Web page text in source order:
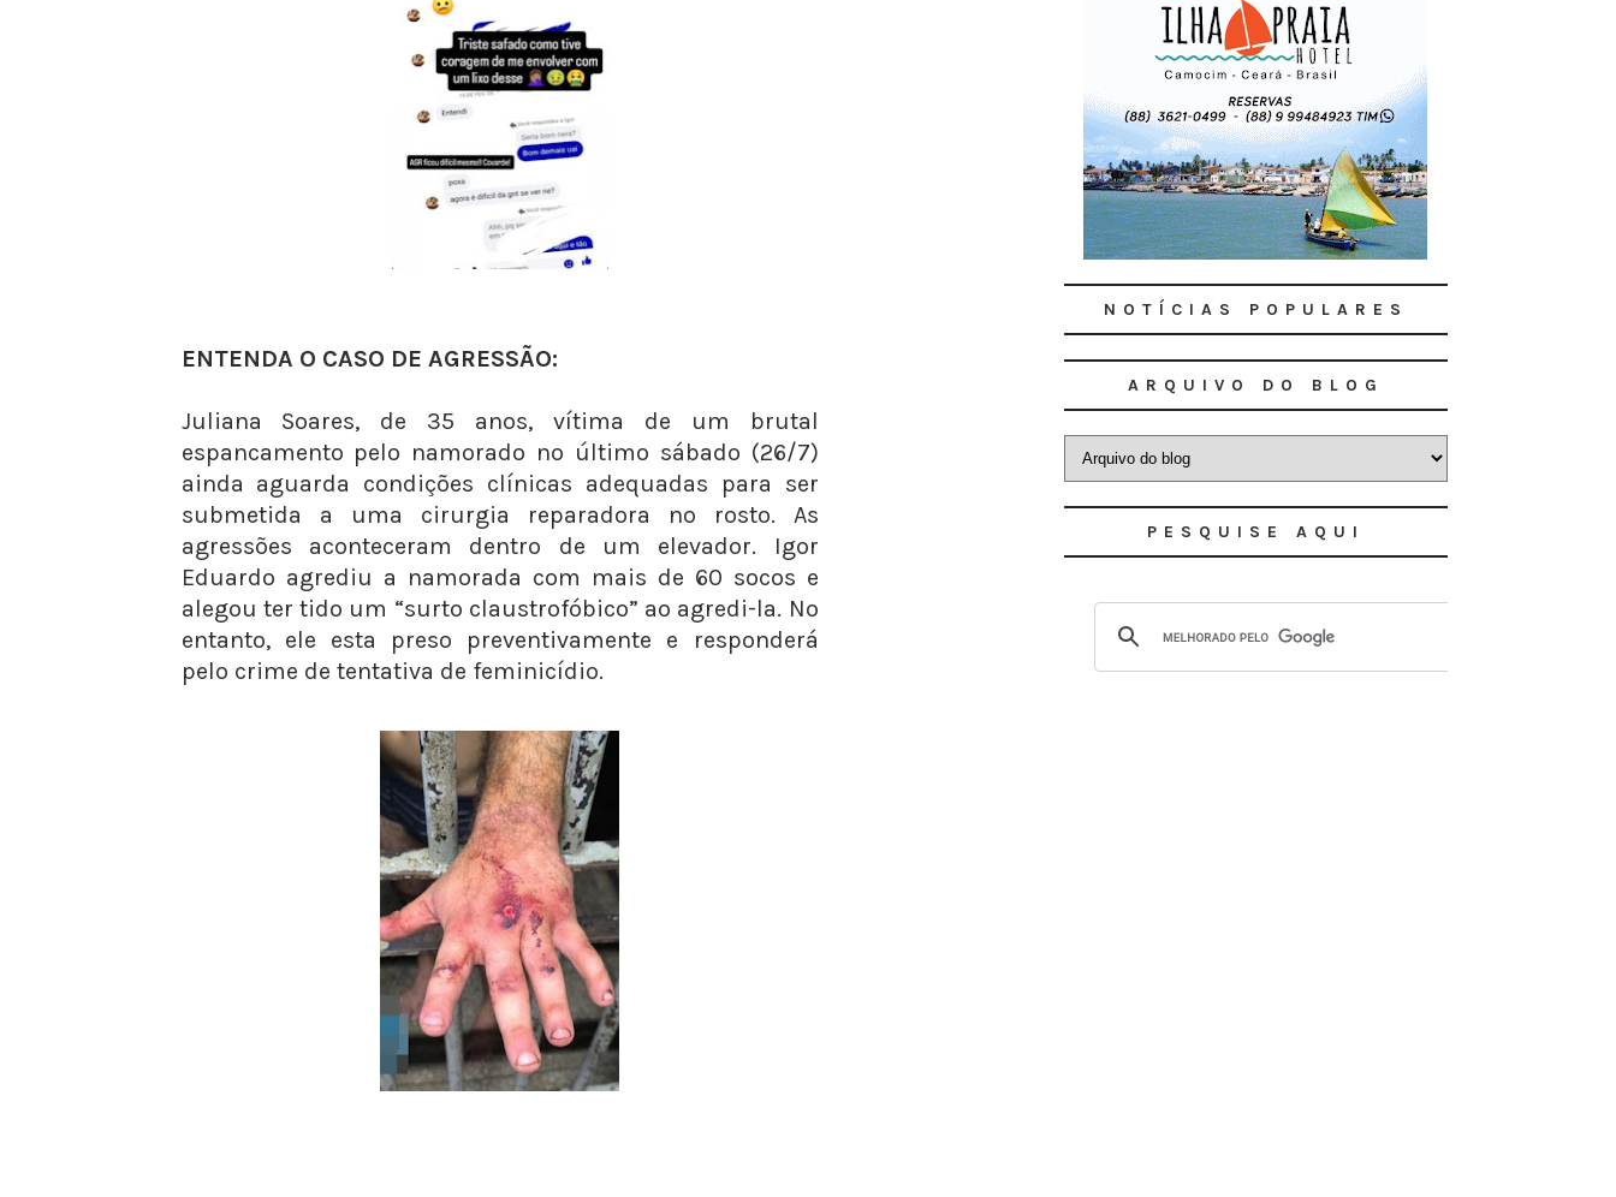
ENTENDA O CASO DE AGRESSÃO:
Juliana Soares, de 35 anos, vítima de um brutal
espancamento pelo namorado no último sábado (26/7)
ainda aguarda condições clínicas adequadas para ser
submetida a uma cirurgia reparadora no rosto. As
agressões aconteceram dentro de um elevador. Igor
Eduardo agrediu a namorada com mais de 60 socos e
alegou ter tido um “surto claustrofóbico” ao agredi-la. No
entanto, ele esta preso preventivamente e responderá
pelo crime de tentativa de feminicídio.
NOTÍCIAS POPULARES
ARQUIVO DO BLOG
PESQUISE AQUI